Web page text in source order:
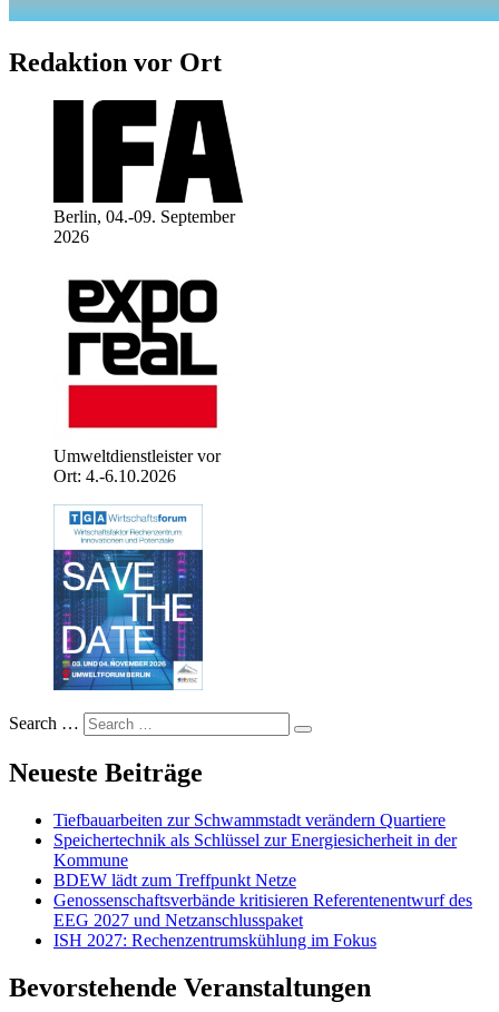
Redaktion vor Ort
Berlin, 04.-09. September
2026
Umweltdienstleister vor
Ort: 4.-6.10.2026
Search …
Neueste Beiträge
Tiefbauarbeiten zur Schwammstadt verändern Quartiere
Speichertechnik als Schlüssel zur Energiesicherheit in der
Kommune
BDEW lädt zum Treffpunkt Netze
Genossenschaftsverbände kritisieren Referentenentwurf des
EEG 2027 und Netzanschlusspaket
ISH 2027: Rechenzentrumskühlung im Fokus
Bevorstehende Veranstaltungen